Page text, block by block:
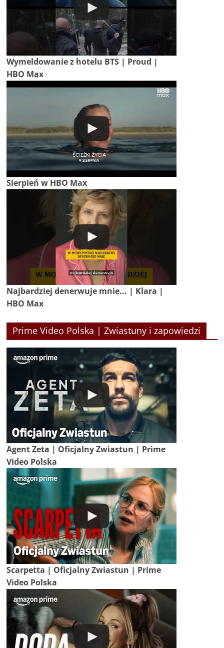
Wymeldowanie z hotelu BTS | Proud |
HBO Max
Sierpień w HBO Max
Najbardziej denerwuje mnie... | Klara |
HBO Max
Prime Video Polska | Zwiastuny i zapowiedzi
Agent Zeta | Oficjalny Zwiastun | Prime
Video Polska
Scarpetta | Oficjalny Zwiastun | Prime
Video Polska